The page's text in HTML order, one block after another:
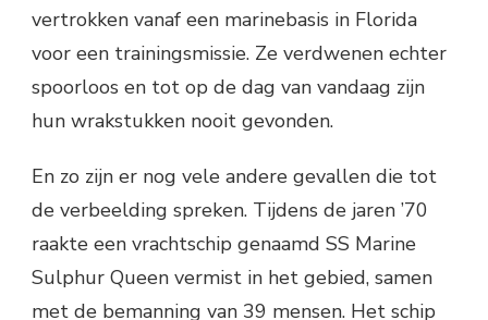
vertrokken vanaf een marinebasis in Florida
voor een trainingsmissie. Ze verdwenen echter
spoorloos en tot op de dag van vandaag zijn
hun wrakstukken nooit gevonden.
En zo zijn er nog vele andere gevallen die tot
de verbeelding spreken. Tijdens de jaren ’70
raakte een vrachtschip genaamd SS Marine
Sulphur Queen vermist in het gebied, samen
met de bemanning van 39 mensen. Het schip